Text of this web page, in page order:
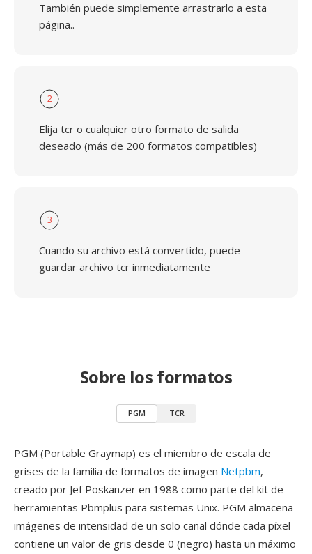
También puede simplemente arrastrarlo a esta
página..
2
Elija tcr o cualquier otro formato de salida
deseado (más de 200 formatos compatibles)
3
Cuando su archivo está convertido, puede
guardar archivo tcr inmediatamente
Sobre los formatos
PGM TCR
PGM (Portable Graymap) es el miembro de escala de
grises de la familia de formatos de imagen Netpbm,
creado por Jef Poskanzer en 1988 como parte del kit de
herramientas Pbmplus para sistemas Unix. PGM almacena
imágenes de intensidad de un solo canal dónde cada píxel
contiene un valor de gris desde 0 (negro) hasta un máximo